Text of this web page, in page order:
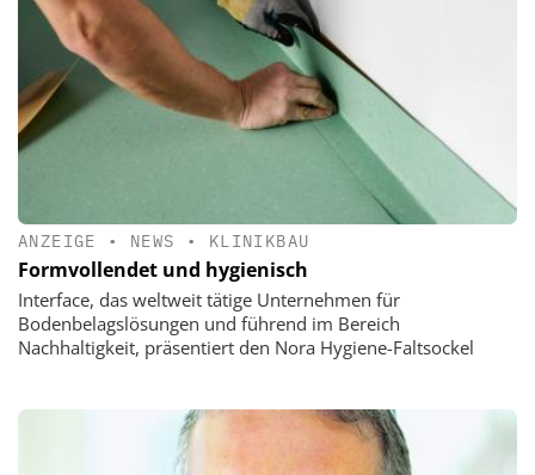
ANZEIGE • NEWS • KLINIKBAU
Formvollendet und hygienisch
Interface, das weltweit tätige Unternehmen für
Bodenbelagslösungen und führend im Bereich
Nachhaltigkeit, präsentiert den Nora Hygiene-Faltsockel